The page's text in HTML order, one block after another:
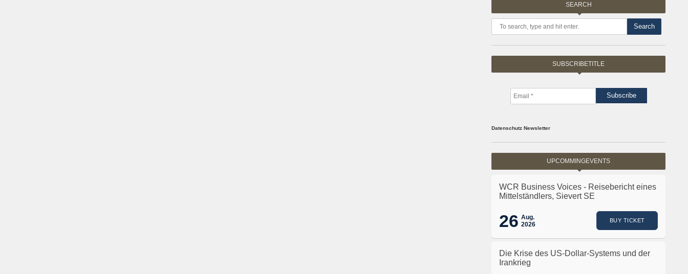
SEARCH
Search
SUBSCRIBETITLE
Datenschutz Newsletter
UPCOMMINGEVENTS
WCR Business Voices - Reisebericht eines
Mittelständlers, Sievert SE
26 Aug.
2026
BUY TICKET
Die Krise des US-Dollar-Systems und der
Irankrieg